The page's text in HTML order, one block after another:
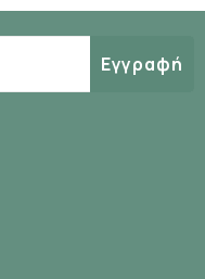
Εγγραφή